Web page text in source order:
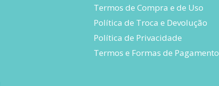
Termos de Compra e de Uso
Política de Troca e Devolução
Política de Privacidade
Termos e Formas de Pagamento